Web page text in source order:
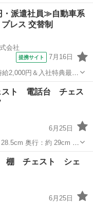
組み立て
派遣社員≫自動車系
レス 交替制
会社
提携サイト 7月16日
2,000円＆入社特典最大
休み／未経験OK＆研修
スト 電話台 チェス
フ
6月25日
ミニチェスト
棚 チェスト シェ
6月25日